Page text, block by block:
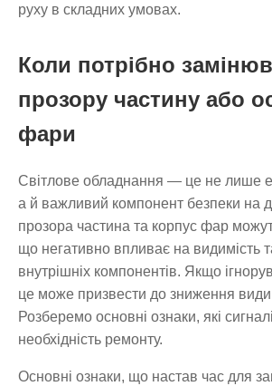
руху в складних умовах.
Коли потрібно
прозору частину або
фари
Світлове обладнання — це не лише
а й важливий компонент безпеки на
прозора частина та корпус фар
що негативно впливає на видимість
внутрішніх компонентів. Якщо
це може призвести до зниження
Розберемо основні ознаки, які
необхідність ремонту.
Основні ознаки, що настав час для